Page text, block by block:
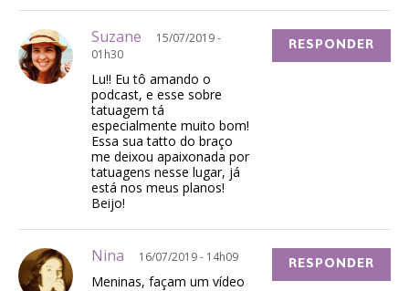
Suzane
15/07/2019 -
01h30
Lu!! Eu tô amando o
podcast, e esse sobre
tatuagem tá
especialmente muito bom!
Essa sua tatto do braço
me deixou apaixonada por
tatuagens nesse lugar, já
está nos meus planos!
Beijo!
RESPONDER
Nina 16/07/2019 - 14h09
Meninas, façam um vídeo
RESPONDER